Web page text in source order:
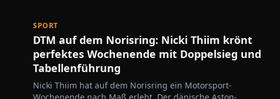
SPORT
DTM auf dem Norisring: Nicki Thiim krönt
perfektes Wochenende mit Doppelsieg und
Tabellenführung
Nicki Thiim hat auf dem Norisring ein Motorsport-